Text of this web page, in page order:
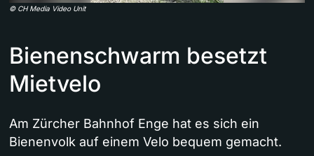
© CH Media Video Unit
Bienenschwarm besetzt
Mietvelo
Am Zürcher Bahnhof Enge hat es sich ein
Bienenvolk auf einem Velo bequem gemacht.